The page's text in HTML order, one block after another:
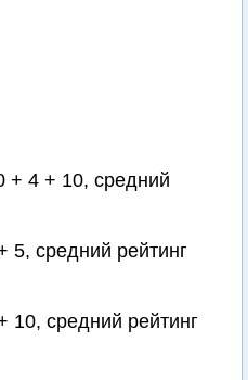
+ 4 + 10, средний
5, средний рейтинг
10, средний рейтинг